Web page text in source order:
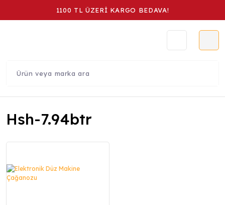
1100 TL ÜZERİ KARGO BEDAVA!
Hsh-7.94btr